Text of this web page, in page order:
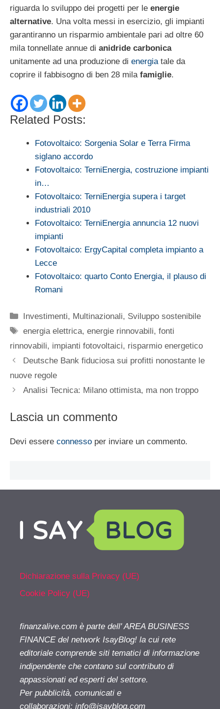
riguarda lo sviluppo dei progetti per le energie
alternative. Una volta messi in esercizio, gli impianti
garantiranno un risparmio ambientale pari ad oltre 60
mila tonnellate annue di anidride carbonica
unitamente ad una produzione di energiatale da
coprire il fabbisogno di ben 28 milafamiglie.
Related Posts:
Fotovoltaico: Sorgenia Solar e Terra Firma
siglano accordo
Fotovoltaico: TerniEnergia, costruzione impianti
in…
Fotovoltaico: TerniEnergia supera i target
industriali 2010
Fotovoltaico: TerniEnergia annuncia 12 nuovi
impianti
Fotovoltaico: ErgyCapital completa impianto a
Lecce
Fotovoltaico: quarto Conto Energia, il plauso di
Romani
Categorie
Investimenti, Multinazionali, Sviluppo sostenibile
Tag
energia elettrica,energie rinnovabili,fonti
rinnovabili, impianti fotovoltaici, risparmio energetico
Deutsche Bank fiduciosa sui profitti nonostante le
nuove regole
Analisi Tecnica: Milano ottimista, ma non troppo
Lascia un commento
Devi essere connesso per inviare un commento.
Dichiarazione sulla Privacy (UE)
Cookie Policy (UE)
finanzalive.com è parte dell' AREA BUSINESS
FINANCE del network IsayBlog! la cui rete
editoriale comprende siti tematici di informazione
indipendente che contano sul contributo di
appassionati ed esperti del settore.
Per pubblicità, comunicati e
collaborazioni: info@isayblog.com